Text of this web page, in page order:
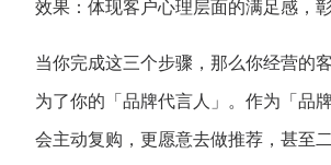
效果：体现客户心理层面的满足感，
当你完成这三个步骤，那么你经营的
为了你的「品牌代言人」。作为「品
会主动复购，更愿意去做推荐，甚至